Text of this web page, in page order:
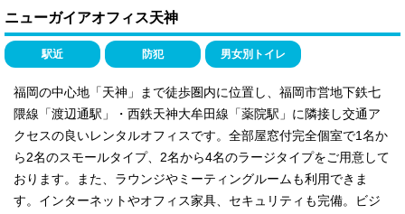
ニューガイアオフィス天神
駅近 防犯 男女別トイレ
福岡の中心地「天神」まで徒歩圏内に位置し、福岡市営地下鉄七
隈線「渡辺通駅」・西鉄天神大牟田線「薬院駅」に隣接し交通ア
クセスの良いレンタルオフィスです。全部屋窓付完全個室で1名か
ら2名のスモールタイプ、2名から4名のラージタイプをご用意して
おります。また、ラウンジやミーティングルームも利用できま
す。インターネットやオフィス家具、セキュリティも完備。ビジ